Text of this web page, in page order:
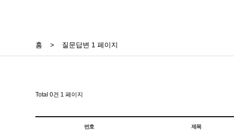
홈 > 질문답변 1 페이지
Total 0건 1 페이지
번호 제목